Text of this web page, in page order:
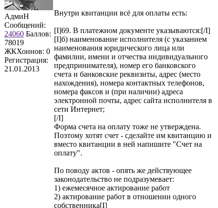
АдмиН
Сообщений:
24060 Баллов:
78019
ЖКХоинов: 0
Регистрация:
21.01.2013
Внутри квитанции всё для оплаты есть:
[I]69. В платежном документе указываются:[/I]
[I]б) наименование исполнителя (с указанием
наименования юридического лица или
фамилии, имени и отчества индивидуального
предпринимателя), номер его банковского
счета и банковские реквизиты, адрес (место
нахождения), номера контактных телефонов,
номера факсов и (при наличии) адреса
электронной почты, адрес сайта исполнителя в
сети Интернет;
[/I]
Форма счета на оплату тоже не утверждена.
Поэтому хотят счет - сделайте им квитанцию и
вместо квитанции в ней напишите "Счет на
оплату".
По поводу актов - опять же действующее
законодательство не подразумевает:
1) ежемесячное актирование работ
2) актирование работ в отношении одного
собственника[I]